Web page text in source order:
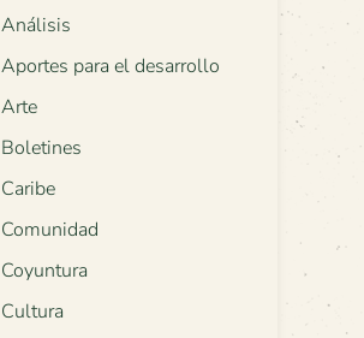
Análisis
Aportes para el desarrollo
Arte
Boletines
Caribe
Comunidad
Coyuntura
Cultura